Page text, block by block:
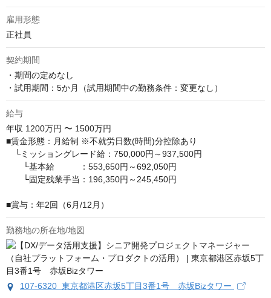
雇用形態
正社員
契約期間
・期間の定めなし
・試用期間：5か月（試用期間中の勤務条件：変更なし）
給与
年収 1200万円 〜 1500万円
■賃金形態：月給制 ※不就労日数(時間)分控除あり
└ミッショングレード給：750,000円～937,500円
└基本給　　　：553,650円～692,050円
└固定残業手当：196,350円～245,450円
■賞与：年2回（6月/12月）
勤務地の所在地/地図
107-6320 東京都港区赤坂5丁目3番1号 赤坂Bizタワー